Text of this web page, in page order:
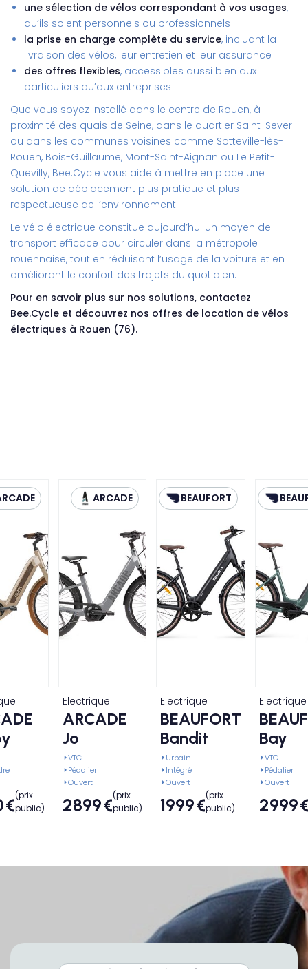
une sélection de vélos correspondant à vos usages,
qu’ils soient personnels ou professionnels
la prise en charge complète du service, incluant la
livraison des vélos, leur entretien et leur assurance
des offres flexibles, accessibles aussi bien aux
particuliers qu’aux entreprises
Que vous soyez installé dans le centre de Rouen, à
proximité des quais de Seine, dans le quartier Saint-Sever
ou dans les communes voisines comme Sotteville-lès-
Rouen, Bois-Guillaume, Mont-Saint-Aignan ou Le Petit-
Quevilly, Bee.Cycle vous aide à mettre en place une
solution de déplacement plus pratique et plus
respectueuse de l’environnement.
Le vélo électrique constitue aujourd’hui un moyen de
transport efficace pour circuler dans la métropole
rouennaise, tout en réduisant l’usage de la voiture et en
améliorant le confort des trajets du quotidien.
Pour en savoir plus sur nos solutions, contactez
Bee.Cycle et découvrez nos offres de location de vélos
électriques à Rouen (76).
€(prix
public)
ARCADE
Electrique
ARCADE
Jo
VTC
Pédalier
Ouvert
2899€(prix
public)
BEAUFORT
Electrique
BEAUFORT
Bandit
Urbain
Intégré
Ouvert
1999€(prix
public)
Electrique
Bay
VTC
Pédalier
Ouvert
2999